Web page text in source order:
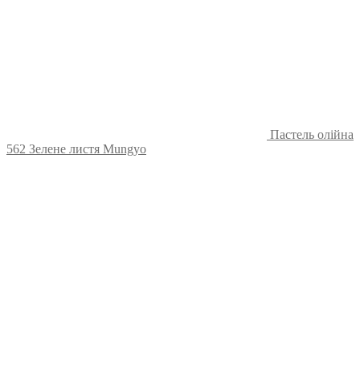
Пастель олійна
562 Зелене листя Mungyo